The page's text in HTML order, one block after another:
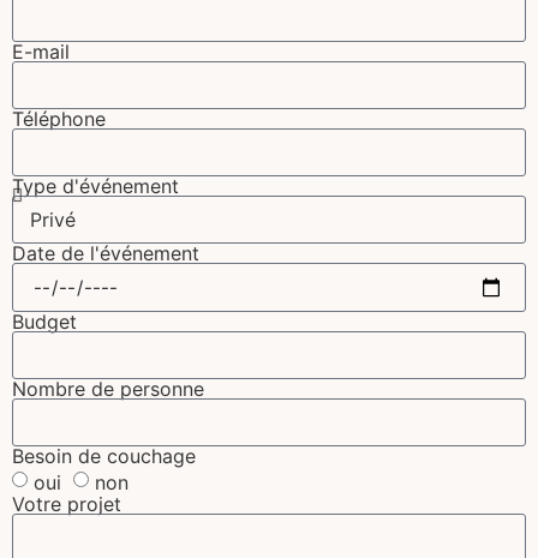
E-mail
Téléphone
Type d'événement
Date de l'événement
Budget
Nombre de personne
Besoin de couchage
oui
non
Votre projet